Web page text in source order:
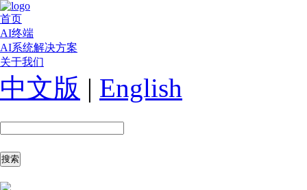
首页
AI终端
AI系统解决方案
关于我们
中文版 | English